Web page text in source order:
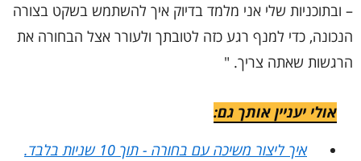
– ובתוכניות שלי אני מלמד בדיוק איך להשתמש בשקט בצורה
הנכונה, כדי למנף רגע כזה לטובתך ולעורר אצל הבחורה את
הרגשות שאתה צריך. "
אולי יעניין אותך גם:
איך ליצור משיכה עם בחורה - תוך 10 שניות בלבד.